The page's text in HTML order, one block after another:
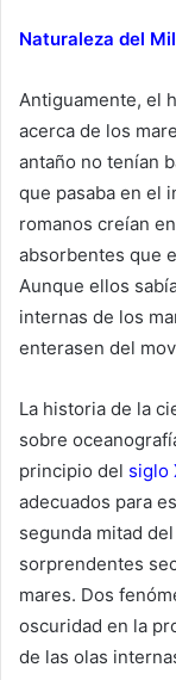
Naturaleza del
Antiguamente, el
acerca de los
antaño no tenían
que pasaba en el
romanos creían
absorbentes que
Aunque ellos
internas de los
enterasen del
La historia de la
sobre
principio del siglo
adecuados para
segunda mitad del
sorprendentes
mares. Dos
oscuridad en la
de las olas